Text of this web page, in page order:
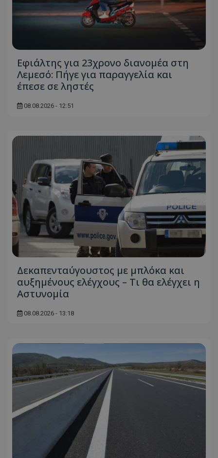
Εφιάλτης για 23χρονο διανομέα στη
Λεμεσό: Πήγε για παραγγελία και
έπεσε σε ληστές
08.08.2026 - 12:51
Δεκαπενταύγουστος με μπλόκα και
αυξημένους ελέγχους – Τι θα ελέγχει η
Αστυνομία
08.08.2026 - 13:18